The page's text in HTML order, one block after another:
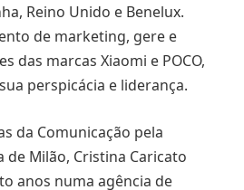
Reino Unido e Benelux.
de marketing, gere e
das marcas Xiaomi e POCO,
perspicácia e liderança.
da Comunicação pela
de Milão, Cristina Caricato
anos numa agência de